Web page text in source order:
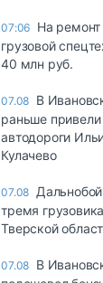
07:06 На
грузовой
40 млн руб.
07.08 В
раньше
автодороги
Кулачево
07.08
тремя
Тверской
07.08 В